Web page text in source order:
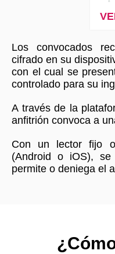
Los convocados
cifrado en su
con el cual se
controlado para su
A través de la
anfitrión convoca a
Con un lector fijo
(Android o iOS),
permite o deniega el